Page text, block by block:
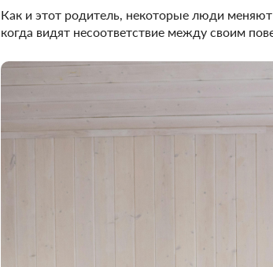
Как и этот родитель, некоторые люди
когда видят несоответствие между своим